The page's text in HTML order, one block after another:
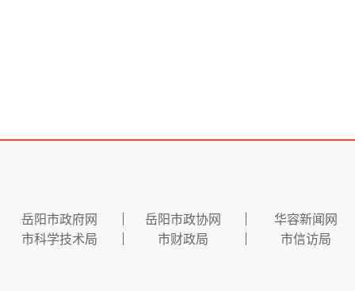
岳阳市政府网 岳阳市政协网
华容新闻网
市科学技术局
市财政局 市信访局